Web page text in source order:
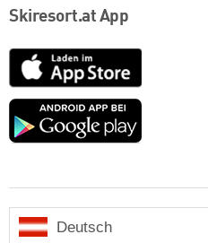
Skiresort.at App
App
Store
Google
Deutsch